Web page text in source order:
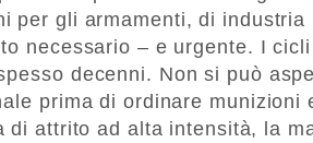
per gli armamenti, di
necessario – e urgente. I
decenni. Non si può
prima di ordinare
di attrito ad alta intensità, la